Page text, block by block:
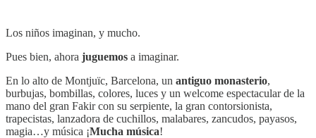
Los niños imaginan, y mucho.
Pues bien, ahora juguemos a imaginar.
En lo alto de Montjuïc, Barcelona, un antiguo monasterio,
burbujas, bombillas, colores, luces y un welcome espectacular de la
mano del gran Fakir con su serpiente, la gran contorsionista,
trapecistas, lanzadora de cuchillos, malabares, zancudos, payasos,
magia…y música ¡Mucha música!